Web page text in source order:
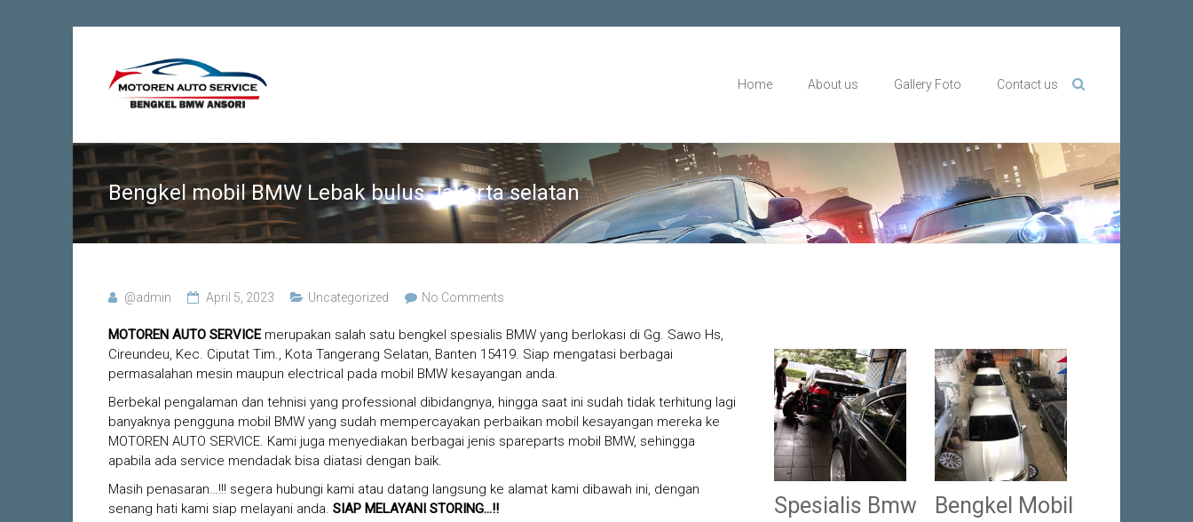
contentMotoren
Auto
Service
Bengkel
Spesialis
BMW di
Jakarta |
| Depok |
Bogor |
Home About us Gallery Foto Contact us
Bengkel mobil BMW Lebak bulus Jakarta selatan
@admin April 5, 2023 Uncategorized No Comments
MOTOREN AUTO SERVICE merupakan salah satu bengkel spesialis BMW yang berlokasi di Gg. Sawo Hs,
Cireundeu, Kec. Ciputat Tim., Kota Tangerang Selatan, Banten 15419. Siap mengatasi berbagai
permasalahan mesin maupun electrical pada mobil BMW kesayangan anda.
Berbekal pengalaman dan tehnisi yang professional dibidangnya, hingga saat ini sudah tidak terhitung lagi
banyaknya pengguna mobil BMW yang sudah mempercayakan perbaikan mobil kesayangan mereka ke
MOTOREN AUTO SERVICE. Kami juga menyediakan berbagai jenis spareparts mobil BMW, sehingga
apabila ada service mendadak bisa diatasi dengan baik.
Masih penasaran…!!! segera hubungi kami atau datang langsung ke alamat kami dibawah ini, dengan
senang hati kami siap melayani anda. SIAP MELAYANI STORING…!!
Spesialis Bmw
Bengkel Mobil